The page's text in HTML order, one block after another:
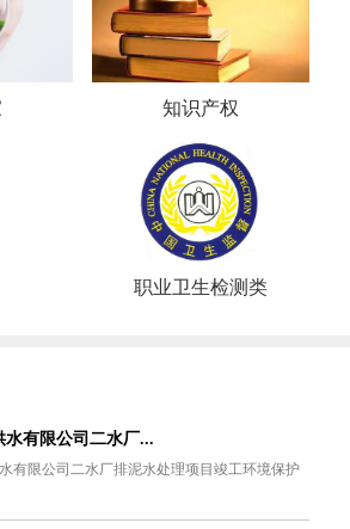
知识产权
职业卫生检测类
有限公司二水厂...
有限公司二水厂排泥水处理项目竣工环境保护